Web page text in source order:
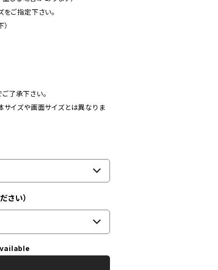
ご指定下さい。
了承下さい。
サイズや画面サイズとは異なりま
さい）